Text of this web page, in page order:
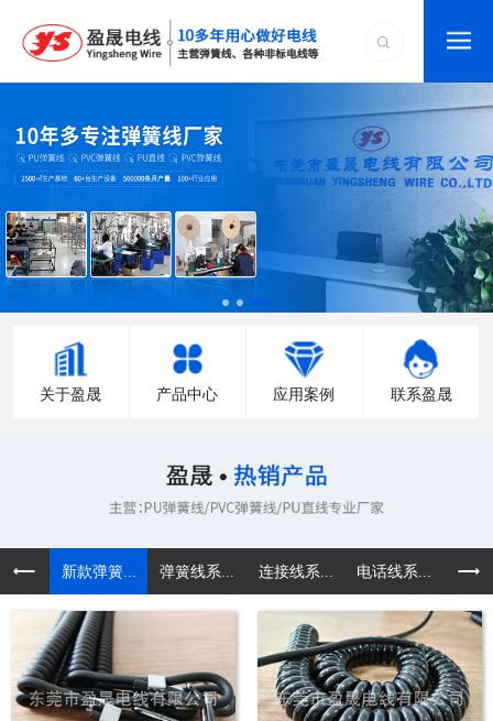
关于盈晟 产品中心 应用案例 联系盈晟
新款弹簧... 弹簧线系... 连接线系... 电话线系... 各种